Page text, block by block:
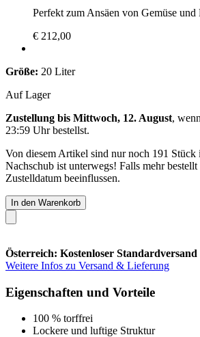
Perfekt zum Ansäen von Gemüse und
€ 212,00
Größe: 20 Liter
Auf Lager
Zustellung bis Mittwoch, 12. August,
23:59 Uhrbestellst.
Von diesem Artikel sind nur noch 191 Stück
Nachschub ist unterwegs! Falls mehr
Zustelldatum beeinflussen.
In den Warenkorb
Österreich: Kostenloser Standardversand
Weitere Infos zu Versand & Lieferung
Eigenschaften und Vorteile
100 % torffrei
Lockere und luftige Struktur